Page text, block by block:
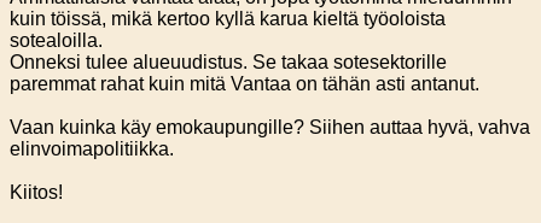
kuin töissä, mikä kertoo kyllä karua kieltä työoloista
sotealoilla.
Onneksi tulee alueuudistus. Se takaa sotesektorille
paremmat rahat kuin mitä Vantaa on tähän asti antanut.
Vaan kuinka käy emokaupungille? Siihen auttaa hyvä, vahva
elinvoimapolitiikka.
Kiitos!